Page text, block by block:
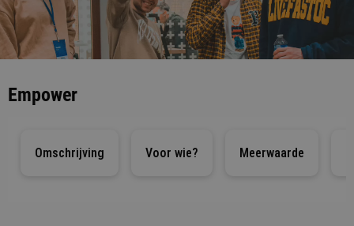
Empower
Omschrijving Voor wie? Meerwaarde